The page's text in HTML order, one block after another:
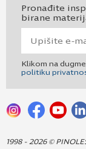
Pronađite
birane
Klikom na
politiku
1998 - 2026 ©